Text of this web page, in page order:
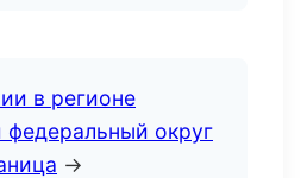
в регионе
округ
→